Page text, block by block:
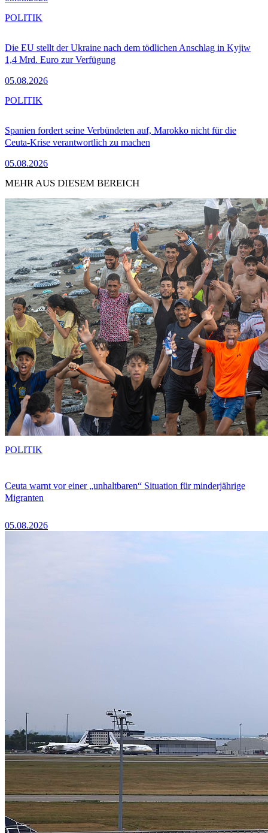
Die EU stellt der Ukraine nach dem tödlichen Anschlag in Kyjiw
1,4 Mrd. Euro zur Verfügung
05.08.2026
POLITIK
Spanien fordert seine Verbündeten auf, Marokko nicht für die
Ceuta-Krise verantwortlich zu machen
05.08.2026
POLITIK
MEHR AUS DIESEM BEREICH
Ceuta warnt vor einer „unhaltbaren“ Situation für minderjährige
Migranten
05.08.2026
POLITIK